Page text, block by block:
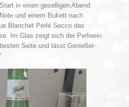
in einen geselligen Abend.
und einem Bukett nach
Blanchet Perlé Secco das
Im Glas zeigt sich der Perlwein
Seite und lässt Genießer-